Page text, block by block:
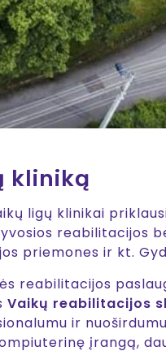
kliniką
ligų klinikai
reabilitacijos
priemones ir kt.
reabilitacijos
Vaikų reabilitacijos
ir
įrangą,